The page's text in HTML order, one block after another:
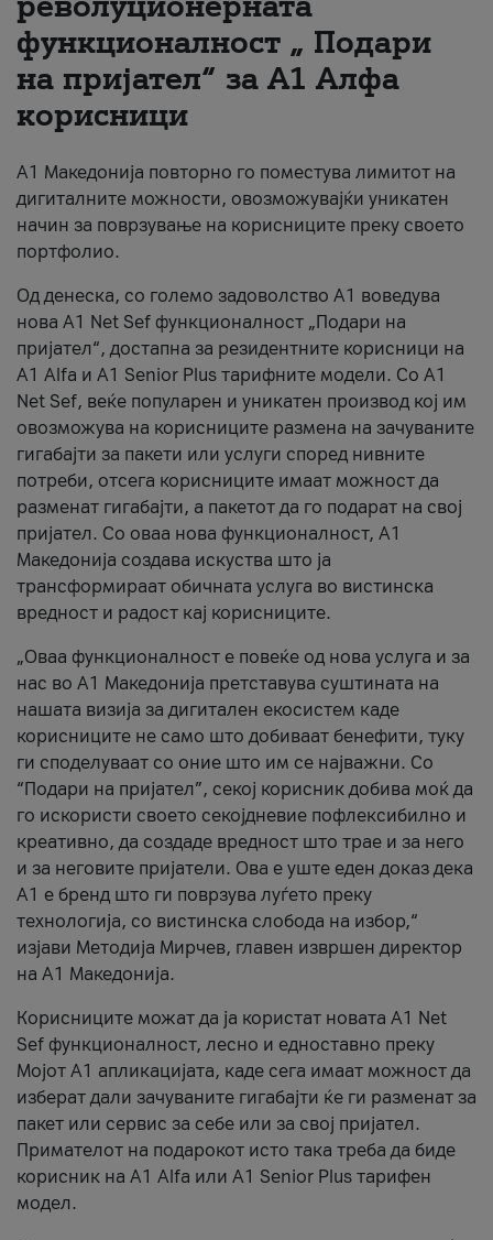
За нас
#ПодобарОнлајн
функционалност „ Подари
на пријател“ за А1 Алфа
корисници
А1 Македонија повторно го поместува лимитот на
дигиталните можности, овозможувајќи уникатен
начин за поврзување на корисниците преку своето
портфолио.
Од денеска, со големо задоволство А1 воведува
нова A1 Net Sef функционалност „Подари на
пријател“, достапна за резидентните корисници на
А1 Alfa и A1 Senior Plus тарифните модели. Со A1
Net Sef, веќе популарен и уникатен производ кој им
овозможува на корисниците размена на зачуваните
гигабајти за пакети или услуги според нивните
потреби, отсега корисниците имаат можност да
разменат гигабајти, а пакетот да го подарат на свој
пријател. Со оваа нова функционалност, А1
Македонија создава искуства што ја
трансформираат обичната услуга во вистинска
вредност и радост кај корисниците.
„Оваа функционалност е повеќе од нова услуга и за
нас во А1 Македонија претставува суштината на
нашата визија за дигитален екосистем каде
корисниците не само што добиваат бенефити, туку
ги споделуваат со оние што им се најважни. Со
“Подари на пријател”, секој корисник добива моќ да
го искористи своето секојдневие пофлексибилно и
креативно, да создаде вредност што трае и за него
и за неговите пријатели. Ова е уште еден доказ дека
А1 е бренд што ги поврзува луѓето преку
технологија, со вистинска слобода на избор,“
изјави Методија Мирчев, главен извршен директор
на А1 Македонија.
Корисниците можат да ја користат новата А1 Net
Sef функционалност, лесно и едноставно преку
Мојот А1 апликацијата, каде сега имаат можност да
изберат дали зачуваните гигабајти ќе ги разменат за
пакет или сервис за себе или за свој пријател.
Примателот на подарокот исто така треба да биде
корисник на А1 Alfa или A1 Senior Plus тарифен
модел.